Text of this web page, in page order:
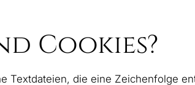
Cookies?
Textdateien, die eine Zeichenfolge